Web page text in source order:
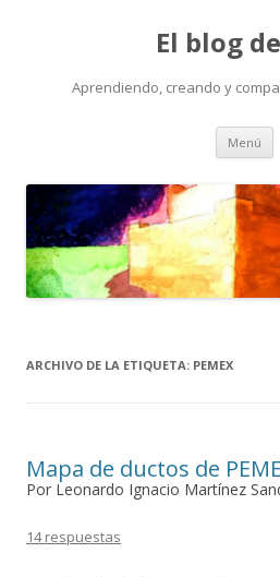
El blog
Aprendiendo, creando y
Menú
ARCHIVO DE LA ETIQUETA: PEMEX
Mapa de ductos de
Por Leonardo Ignacio Martínez
14 respuestas